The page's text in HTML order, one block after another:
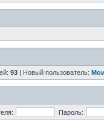
93 | Новый пользователь:
Пароль: